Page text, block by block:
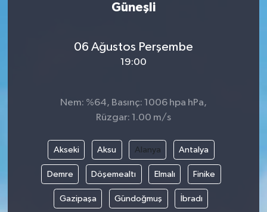
Güneşli
06 Ağustos Perşembe
19:00
Nem: %64, Basınç: 1006 hpa hPa,
Rüzgar: 1.00 m/s
Akseki Aksu Alanya Antalya
Demre Döşemealtı Elmalı Finike
Gazipaşa Gündoğmuş İbradı